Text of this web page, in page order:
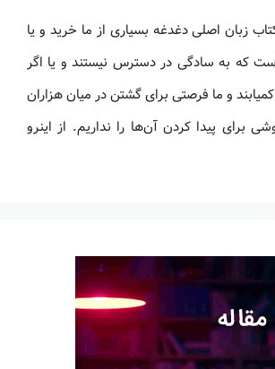
میلیون کتاب زبان اصلی دغدغه بسیاری از ما خرید و یا
که به سادگی در دسترس نیستند و یا اگر
و ما فرصتی برای گشتن در میان هزاران
برای پیدا کردن آن‌ها را نداریم. از اینرو